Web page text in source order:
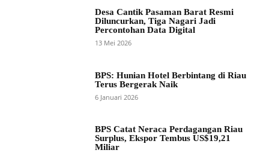
Desa Cantik Pasaman Barat Resmi
Diluncurkan, Tiga Nagari Jadi
Percontohan Data Digital
13 Mei 2026
BPS: Hunian Hotel Berbintang di Riau
Terus Bergerak Naik
6 Januari 2026
BPS Catat Neraca Perdagangan Riau
Surplus, Ekspor Tembus US$19,21
Miliar